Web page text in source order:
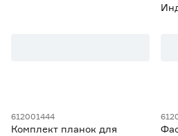
612001444
Комплект планок для